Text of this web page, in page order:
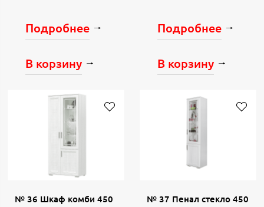
Подробнее
В корзину
Подробнее
В корзину
№ 36 Шкаф комби 450
№ 37 Пенал стекло 450